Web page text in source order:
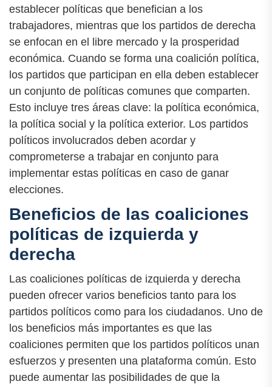
establecer políticas que benefician a los
trabajadores, mientras que los partidos de derecha
se enfocan en el libre mercado y la prosperidad
económica. Cuando se forma una coalición política,
los partidos que participan en ella deben establecer
un conjunto de políticas comunes que comparten.
Esto incluye tres áreas clave: la política económica,
la política social y la política exterior. Los partidos
políticos involucrados deben acordar y
comprometerse a trabajar en conjunto para
implementar estas políticas en caso de ganar
elecciones.
Beneficios de las coaliciones
políticas de izquierda y
derecha
Las coaliciones políticas de izquierda y derecha
pueden ofrecer varios beneficios tanto para los
partidos políticos como para los ciudadanos. Uno de
los beneficios más importantes es que las
coaliciones permiten que los partidos políticos unan
esfuerzos y presenten una plataforma común. Esto
puede aumentar las posibilidades de que la